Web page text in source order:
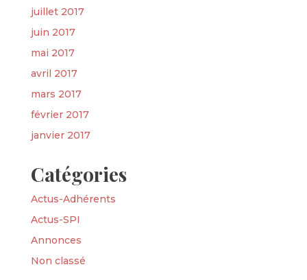
juillet 2017
juin 2017
mai 2017
avril 2017
mars 2017
février 2017
janvier 2017
Catégories
Actus-Adhérents
Actus-SPI
Annonces
Non classé